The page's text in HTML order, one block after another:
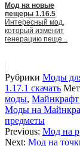
Мод на новые
пещеры 1.16.5
Интересный мод,
который изменит
генерацию пеще...
Рубрики Моды
1.17.1 скачать
моды,
Моды на
предметы
Previous: Мод на
Next: Мод на